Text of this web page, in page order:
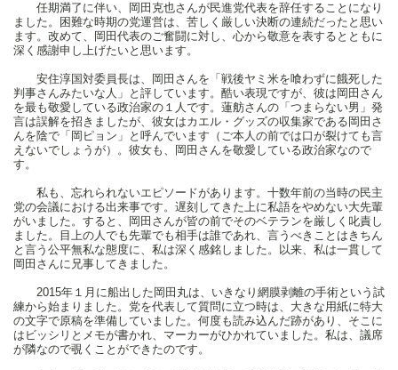
任期満了に伴い、岡田克也さんが民進党代表を辞任することになり
ました。困難な時期の党運営は、苦しく厳しい決断の連続だったと思い
ます。改めて、岡田代表のご奮闘に対し、心から敬意を表するとともに
深く感謝申し上げたいと思います。
安住淳国対委員長は、岡田さんを「戦後ヤミ米を喰わずに餓死した
判事さんみたいな人」と評しています。酷い表現ですが、彼は岡田さん
を最も敬愛している政治家の１人です。蓮舫さんの「つまらない男」発
言は誤解を招きましたが、彼女はカエル・グッズの収集家である岡田さ
んを陰で「岡ピョン」と呼んでいます（ご本人の前では口が裂けても言
えないでしょうが）。彼女も、岡田さんを敬愛している政治家なので
す。
私も、忘れられないエピソードがあります。十数年前の当時の民主
党の会議における出来事です。遅刻してきた上に私語をやめない大先輩
がいました。すると、岡田さんが皆の前でそのベテランを厳しく叱責し
ました。目上の人でも先輩でも相手は誰であれ、言うべきことはきちん
と言う公平無私な態度に、私は深く感銘しました。以来、私は一貫して
岡田さんに兄事してきました。
2015年１月に船出した岡田丸は、いきなり網膜剥離の手術という試
練から始まりました。党を代表して質問に立つ時は、大きな用紙に特大
の文字で原稿を準備していました。何度も読み込んだ跡があり、そこに
はビッシリとメモが書かれ、マーカーがひかれていました。私は、議席
が隣なので覗くことができたのです。